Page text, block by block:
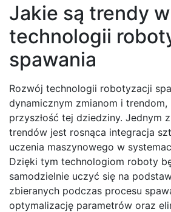
Jakie są trendy
technologii
spawania
Rozwój technologii robotyzacji
dynamicznym zmianom i trendom,
przyszłość tej dziedziny. Jednym
trendów jest rosnąca integracja
uczenia maszynowego w
Dzięki tym technologiom roboty
samodzielnie uczyć się na
zbieranych podczas procesu
optymalizację parametrów oraz